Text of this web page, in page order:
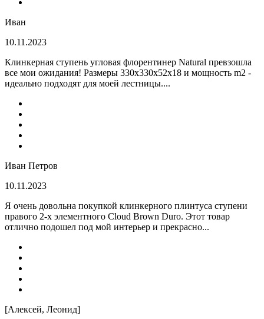
Иван
10.11.2023
Клинкерная ступень угловая флорентинер Natural превзошла
все мои ожидания! Размеры 330х330х52х18 и мощность m2 -
идеально подходят для моей лестницы....
Иван Петров
10.11.2023
Я очень довольна покупкой клинкерного плинтуса ступени
правого 2-х элементного Cloud Brown Duro. Этот товар
отлично подошел под мой интерьер и прекрасно...
[Алексей, Леонид]